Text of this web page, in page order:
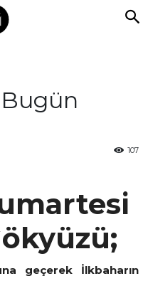
107
geçerek İlkbaharın